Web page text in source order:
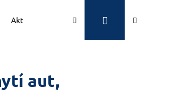
Aktuality Kontakty ZnačkyPřihlášení
aut,